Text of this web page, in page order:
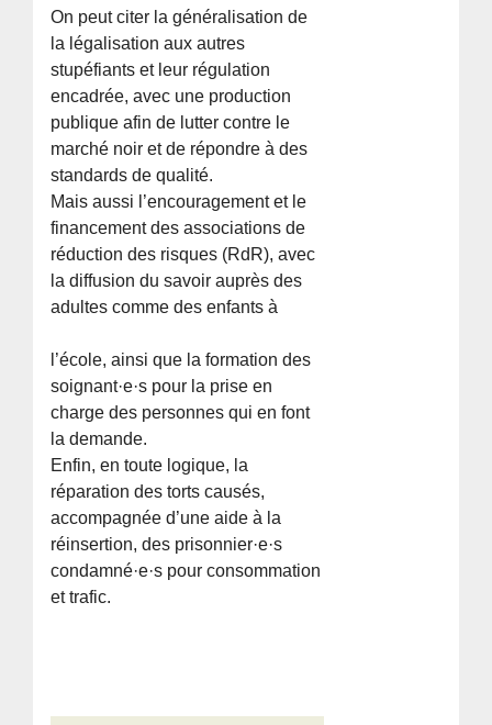
On peut citer la généralisation de
la légalisation aux autres
stupéfiants et leur régulation
encadrée, avec une production
publique afin de lutter contre le
marché noir et de répondre à des
standards de qualité.
Mais aussi l’encouragement et le
financement des associations de
réduction des risques (RdR), avec
la diffusion du savoir auprès des
adultes comme des enfants à
l’école, ainsi que la formation des
soignant·e·s pour la prise en
charge des personnes qui en font
la demande.
Enfin, en toute logique, la
réparation des torts causés,
accompagnée d’une aide à la
réinsertion, des prisonnier·e·s
condamné·e·s pour consommation
et trafic.